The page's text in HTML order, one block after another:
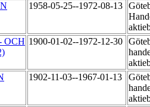
1958-05-25--1972-08-13
OCH 1900-01-02--1972-12-30
1902-11-03--1967-01-13